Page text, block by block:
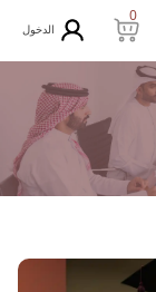
0
الدخول